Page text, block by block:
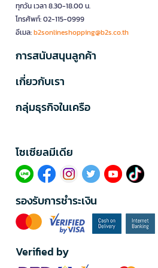
ทุกวัน เวลา 8.30-18.00 น.
โทรศัพท์: 02-115-0999
อีเมล:b2sonlineshopping@b2s.co.th
การสนับสนุนลูกค้า
เกี่ยวกับเรา
กลุ่มธุรกิจในเครือ
โซเซียลมีเดีย​
รองรับการชำระเงิน
Verified by